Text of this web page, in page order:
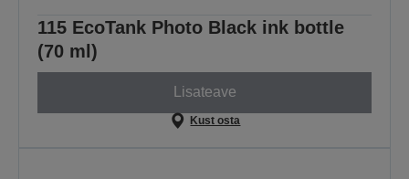
115 EcoTank Photo Black ink bottle
(70 ml)
Lisateave
Kust osta